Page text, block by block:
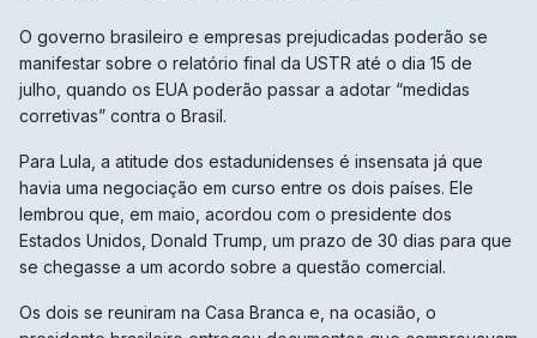
O governo brasileiro e empresas prejudicadas poderão se
manifestar sobre o relatório final da USTR até o dia 15 de
julho, quando os EUA poderão passar a adotar “medidas
corretivas” contra o Brasil.
Para Lula, a atitude dos estadunidenses é insensata já que
havia uma negociação em curso entre os dois países. Ele
lembrou que, em maio, acordou com o presidente dos
Estados Unidos, Donald Trump, um prazo de 30 dias para que
se chegasse a um acordo sobre a questão comercial.
Os dois se reuniram na Casa Branca e, na ocasião, o